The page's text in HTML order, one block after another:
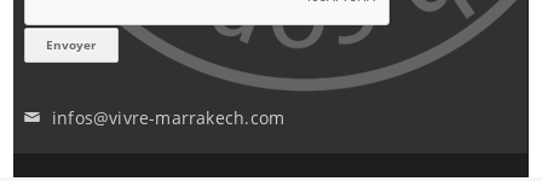
✉ infos@vivre-marrakech.com